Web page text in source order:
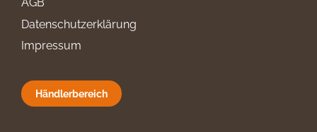
AGB
Datenschutzerklärung
Impressum
Händlerbereich